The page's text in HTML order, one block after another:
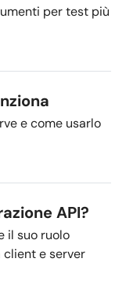
per test più
e come usarlo
API?
il suo ruolo
client e server